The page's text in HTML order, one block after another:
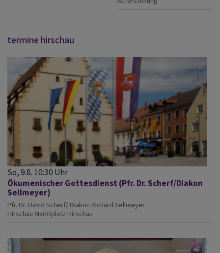
termine hirschau
So, 9.8. 10:30 Uhr
Ökumenischer Gottesdienst (Pfr. Dr. Scherf/Diakon
Sellmeyer)
Pfr. Dr. David Scherf/ Diakon Richard Sellmeyer
Hirschau Marktplatz Hirschau